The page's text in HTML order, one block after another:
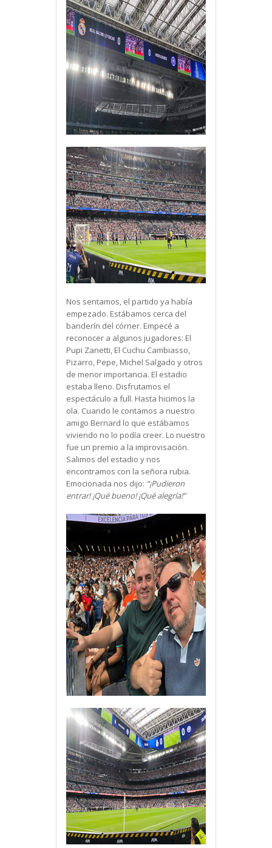
Nos sentamos, el partido ya había
empezado. Estábamos cerca del
banderín del córner. Empecé a
reconocer a algunos jugadores: El
Pupi Zanetti, El Cuchu Cambiasso,
Pizarro, Pepe, Michel Salgado y otros
de menor importancia. El estadio
estaba lleno. Disfrutamos el
espectáculo a full. Hasta hicimos la
ola. Cuando le contamos a nuestro
amigo Bernard lo que estábamos
viviendo no lo podía creer. Lo nuestro
fue un premio a la improvisación.
Salimos del estadio y nos
encontramos con la señora rubia.
Emocionada nos dijo: “¡Pudieron
entrar! ¡Qué bueno! ¡Qué alegría!”